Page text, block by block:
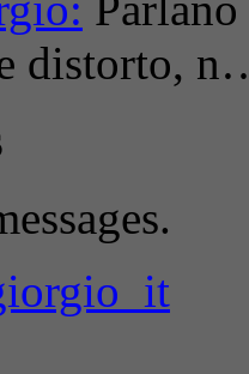
distorto,